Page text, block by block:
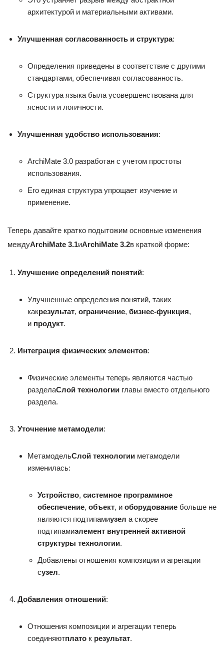
архитектурой и материальными активами.
Улучшенная согласованность и структура:
Определения приведены в соответствие с другими
стандартами, обеспечивая согласованность.
Структура языка была усовершенствована для
ясности и логичности.
Улучшенная удобство использования:
ArchiMate 3.0 разработан с учетом простоты
использования.
Его единая структура упрощает изучение и
применение.
Теперь давайте кратко подытожим основные изменения
междуArchiMate 3.1иArchiMate 3.2в краткой форме:
Улучшение определений понятий:
Улучшенные определения понятий, таких
какрезультат, ограничение, бизнес-функция,
и продукт.
Интеграция физических элементов:
Физические элементы теперь являются частью
разделаСлой технологии главы вместо отдельного
раздела.
Уточнение метамодели:
МетамодельСлой технологии метамодели
изменилась:
Устройство, системное программное
обеспечение, объект, и оборудование больше не
являются подтипамиузел а скорее
подтипамиэлемент внутренней активной
структуры технологии.
Добавлены отношения композиции и агрегации
сузел.
Добавления отношений:
Отношения композиции и агрегации теперь
соединяютплато к результат.